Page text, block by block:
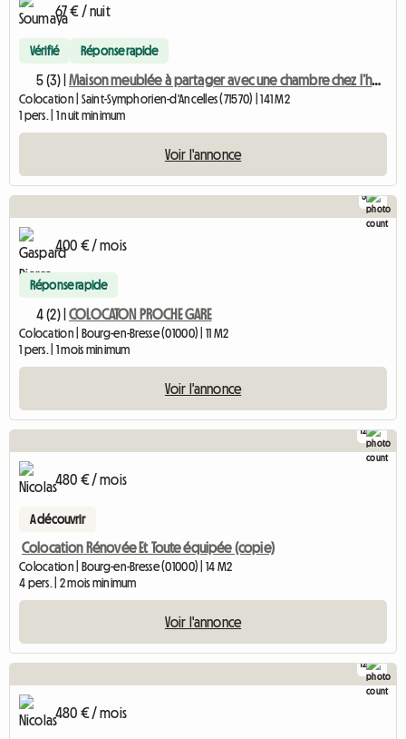
67 € / nuit
Vérifié Réponse rapide
5 (3) | Maison meublée à partager avec une chambre chez l’habitant
Colocation | Saint-Symphorien-d'Ancelles (71570) | 141 M2
1 pers. | 1 nuit minimum
Voir l'annonce
5
400 € / mois
Réponse rapide
4 (2) | COLOCATON PROCHE GARE
Colocation | Bourg-en-Bresse (01000) | 11 M2
1 pers. | 1 mois minimum
Voir l'annonce
12
480 € / mois
A découvrir
Colocation Rénovée Et Toute équipée (copie)
Colocation | Bourg-en-Bresse (01000) | 14 M2
4 pers. | 2 mois minimum
Voir l'annonce
12
480 € / mois